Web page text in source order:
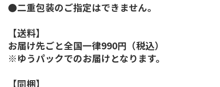
●二重包装のご指定はできません。
【送料】
お届け先ごと全国一律990円（税込）
※ゆうパックでのお届けとなります。
【同梱】